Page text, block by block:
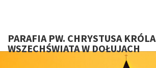
PARAFIA PW. CHRYSTUSA KRÓLA
WSZECHŚWIATA W DOŁUJACH